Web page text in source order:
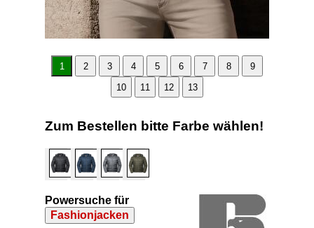
1 2 3 4 5 6 7 8
9
10
11 12 13
Zum Bestellen bitte Farbe wählen!
Powersuche für
Fashionjacken